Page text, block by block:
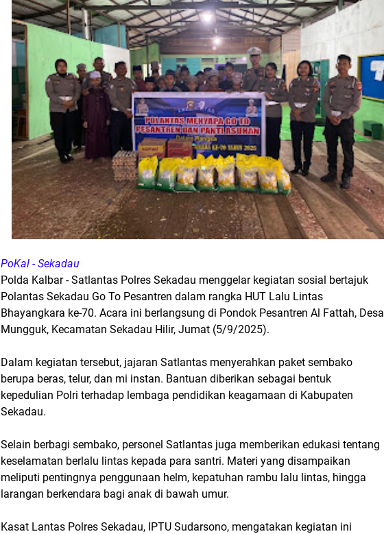
PoKal - Sekadau
Polda Kalbar - Satlantas Polres Sekadau menggelar kegiatan sosial bertajuk
Polantas Sekadau Go To Pesantren dalam rangka HUT Lalu Lintas
Bhayangkara ke-70. Acara ini berlangsung di Pondok Pesantren Al Fattah, Desa
Mungguk, Kecamatan Sekadau Hilir, Jumat (5/9/2025).
Dalam kegiatan tersebut, jajaran Satlantas menyerahkan paket sembako
berupa beras, telur, dan mi instan. Bantuan diberikan sebagai bentuk
kepedulian Polri terhadap lembaga pendidikan keagamaan di Kabupaten
Sekadau.
Selain berbagi sembako, personel Satlantas juga memberikan edukasi tentang
keselamatan berlalu lintas kepada para santri. Materi yang disampaikan
meliputi pentingnya penggunaan helm, kepatuhan rambu lalu lintas, hingga
larangan berkendara bagi anak di bawah umur.
Kasat Lantas Polres Sekadau, IPTU Sudarsono, mengatakan kegiatan ini